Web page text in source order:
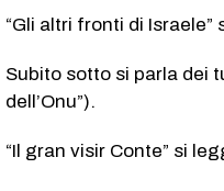
“Gli altri fronti di
Subito sotto si parla dei
dell’Onu”).
“Il gran visir Conte” si